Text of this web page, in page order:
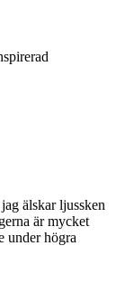
älskar ljussken
är mycket
under högra